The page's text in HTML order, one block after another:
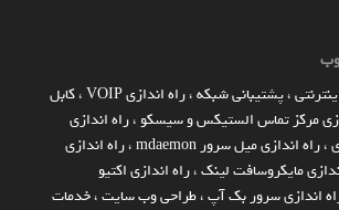
،پشتیبانی شبکه،راه اندازی VOIP ،کابل
مرکز تماس الستیکس و سیسکو ،راه اندازی
،راه اندازی میل سرور mdaemon ،راه اندازی
مایکروسافت لینک،راه اندازی اکتیو
اندازی سرور بک آپ،طراحی وب سایت،خدمات